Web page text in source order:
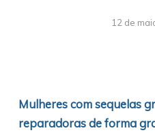
12 de
Mulheres com sequelas
reparadoras de forma